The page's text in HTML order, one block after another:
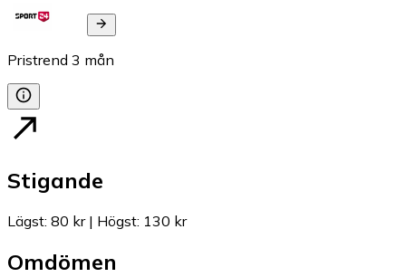
Pristrend 3 mån
Stigande
Lägst: 80 kr| Högst: 130 kr
Omdömen